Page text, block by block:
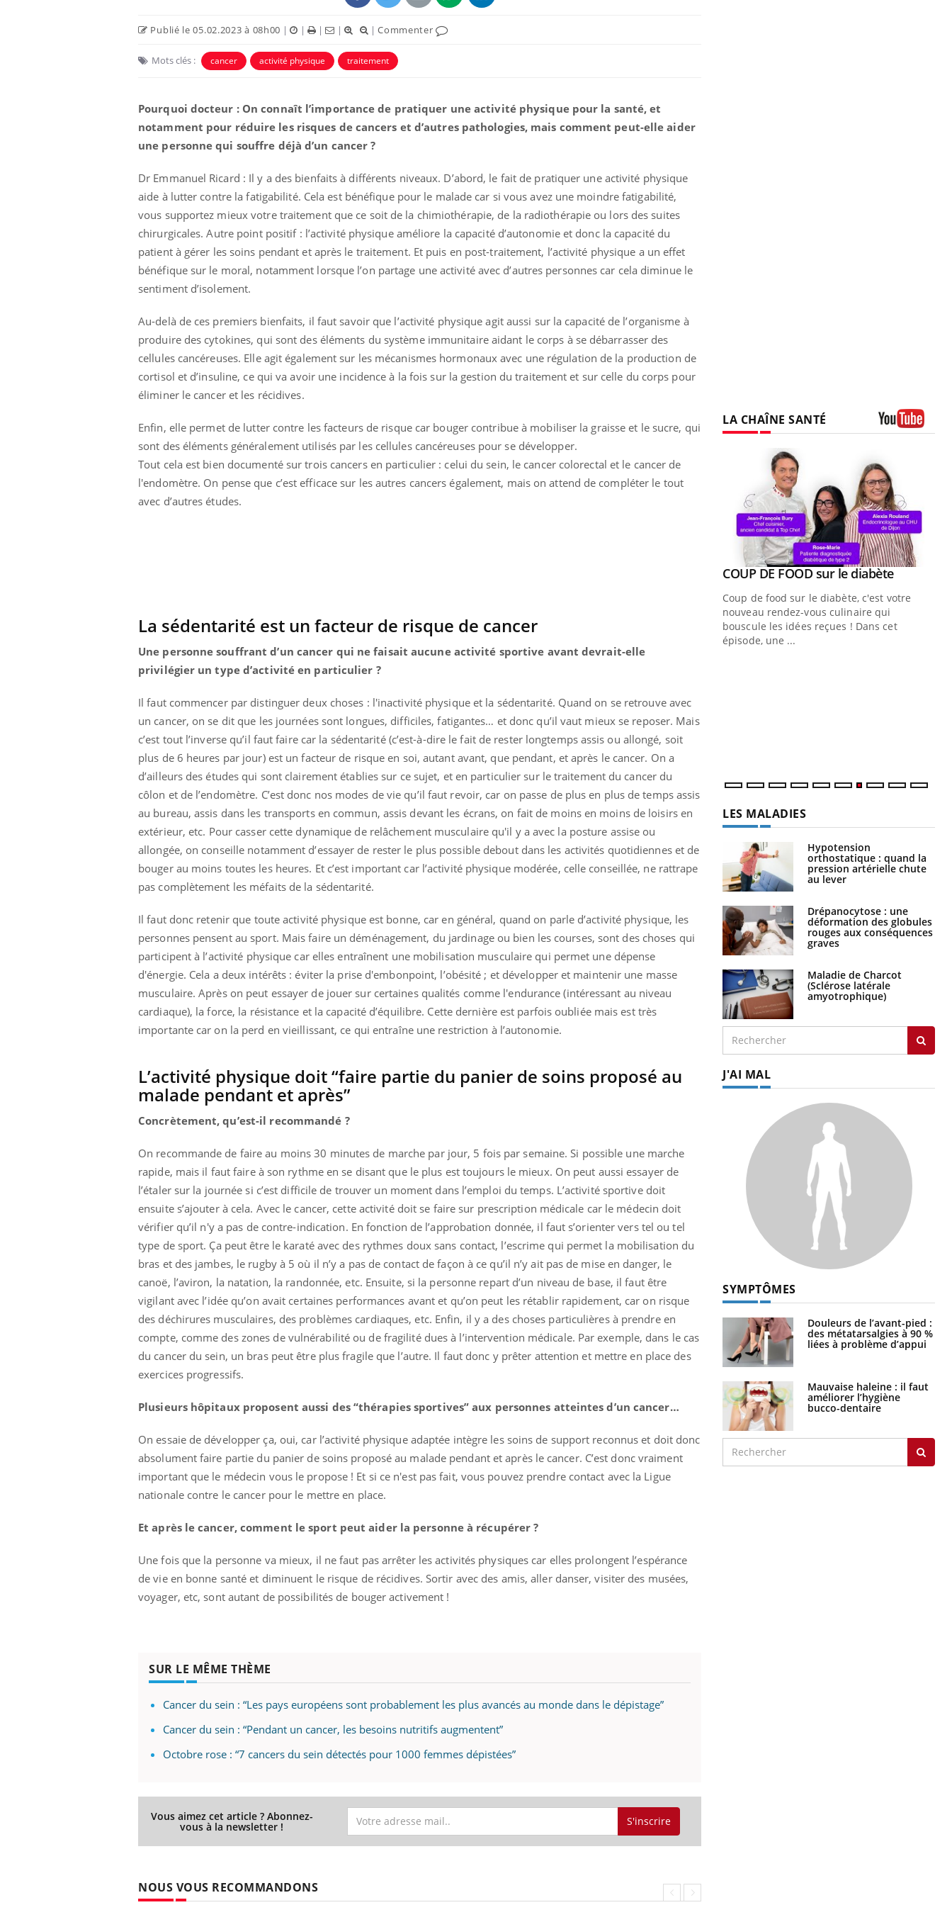
Publié le 05.02.2023 à 08h00 | | | | |Commenter
Mots clés : cancer activité physique traitement
Pourquoi docteur : On connaît l’importance de pratiquer une activité physique pour la santé, et
notamment pour réduire les risques de cancers et d’autres pathologies, mais comment peut-elle aider
une personne qui souffre déjà d’un cancer ?
Dr Emmanuel Ricard : Il y a des bienfaits à différents niveaux. D’abord, le fait de pratiquer une activité physique
aide à lutter contre la fatigabilité. Cela est bénéfique pour le malade car si vous avez une moindre fatigabilité,
vous supportez mieux votre traitement que ce soit de la chimiothérapie, de la radiothérapie ou lors des suites
chirurgicales. Autre point positif : l’activité physique améliore la capacité d’autonomie et donc la capacité du
patient à gérer les soins pendant et après le traitement. Et puis en post-traitement, l’activité physique a un effet
bénéfique sur le moral, notamment lorsque l’on partage une activité avec d’autres personnes car cela diminue le
sentiment d’isolement.
Au-delà de ces premiers bienfaits, il faut savoir que l’activité physique agit aussi sur la capacité de l’organisme à
produire des cytokines, qui sont des éléments du système immunitaire aidant le corps à se débarrasser des
cellules cancéreuses. Elle agit également sur les mécanismes hormonaux avec une régulation de la production de
cortisol et d’insuline, ce qui va avoir une incidence à la fois sur la gestion du traitement et sur celle du corps pour
éliminer le cancer et les récidives.
Enfin, elle permet de lutter contre les facteurs de risque car bouger contribue à mobiliser la graisse et le sucre, qui
sont des éléments généralement utilisés par les cellules cancéreuses pour se développer.
Tout cela est bien documenté sur trois cancers en particulier : celui du sein, le cancer colorectal et le cancer de
l'endomètre. On pense que c’est efficace sur les autres cancers également, mais on attend de compléter le tout
avec d’autres études.
La sédentarité est un facteur de risque de cancer
Une personne souffrant d’un cancer qui ne faisait aucune activité sportive avant devrait-elle
privilégier un type d’activité en particulier ?
Il faut commencer par distinguer deux choses : l'inactivité physique et la sédentarité. Quand on se retrouve avec
un cancer, on se dit que les journées sont longues, difficiles, fatigantes… et donc qu’il vaut mieux se reposer. Mais
c’est tout l’inverse qu’il faut faire car la sédentarité (c’est-à-dire le fait de rester longtemps assis ou allongé, soit
plus de 6 heures par jour) est un facteur de risque en soi, autant avant, que pendant, et après le cancer. On a
d’ailleurs des études qui sont clairement établies sur ce sujet, et en particulier sur le traitement du cancer du
côlon et de l’endomètre. C’est donc nos modes de vie qu’il faut revoir, car on passe de plus en plus de temps assis
au bureau, assis dans les transports en commun, assis devant les écrans, on fait de moins en moins de loisirs en
extérieur, etc. Pour casser cette dynamique de relâchement musculaire qu'il y a avec la posture assise ou
allongée, on conseille notamment d’essayer de rester le plus possible debout dans les activités quotidiennes et de
bouger au moins toutes les heures. Et c’est important car l’activité physique modérée, celle conseillée, ne rattrape
pas complètement les méfaits de la sédentarité.
Il faut donc retenir que toute activité physique est bonne, car en général, quand on parle d’activité physique, les
personnes pensent au sport. Mais faire un déménagement, du jardinage ou bien les courses, sont des choses qui
participent à l’activité physique car elles entraînent une mobilisation musculaire qui permet une dépense
d'énergie. Cela a deux intérêts : éviter la prise d'embonpoint, l’obésité ; et développer et maintenir une masse
musculaire. Après on peut essayer de jouer sur certaines qualités comme l'endurance (intéressant au niveau
cardiaque), la force, la résistance et la capacité d’équilibre. Cette dernière est parfois oubliée mais est très
importante car on la perd en vieillissant, ce qui entraîne une restriction à l’autonomie.
L’activité physique doit “faire partie du panier de soins proposé au
malade pendant et après”
Concrètement, qu’est-il recommandé ?
On recommande de faire au moins 30 minutes de marche par jour, 5 fois par semaine. Si possible une marche
rapide, mais il faut faire à son rythme en se disant que le plus est toujours le mieux. On peut aussi essayer de
l’étaler sur la journée si c’est difficile de trouver un moment dans l’emploi du temps. L’activité sportive doit
ensuite s’ajouter à cela. Avec le cancer, cette activité doit se faire sur prescription médicale car le médecin doit
vérifier qu’il n'y a pas de contre-indication. En fonction de l’approbation donnée, il faut s’orienter vers tel ou tel
type de sport. Ça peut être le karaté avec des rythmes doux sans contact, l’escrime qui permet la mobilisation du
bras et des jambes, le rugby à 5 où il n’y a pas de contact de façon à ce qu’il n’y ait pas de mise en danger, le
canoë, l’aviron, la natation, la randonnée, etc. Ensuite, si la personne repart d’un niveau de base, il faut être
vigilant avec l’idée qu’on avait certaines performances avant et qu’on peut les rétablir rapidement, car on risque
des déchirures musculaires, des problèmes cardiaques, etc. Enfin, il y a des choses particulières à prendre en
compte, comme des zones de vulnérabilité ou de fragilité dues à l’intervention médicale. Par exemple, dans le cas
du cancer du sein, un bras peut être plus fragile que l’autre. Il faut donc y prêter attention et mettre en place des
exercices progressifs.
Plusieurs hôpitaux proposent aussi des “thérapies sportives” aux personnes atteintes d’un cancer…
On essaie de développer ça, oui, car l’activité physique adaptée intègre les soins de support reconnus et doit donc
absolument faire partie du panier de soins proposé au malade pendant et après le cancer. C’est donc vraiment
important que le médecin vous le propose ! Et si ce n'est pas fait, vous pouvez prendre contact avec la Ligue
nationale contre le cancer pour le mettre en place.
Et après le cancer, comment le sport peut aider la personne à récupérer ?
Une fois que la personne va mieux, il ne faut pas arrêter les activités physiques car elles prolongent l’espérance
de vie en bonne santé et diminuent le risque de récidives. Sortir avec des amis, aller danser, visiter des musées,
voyager, etc, sont autant de possibilités de bouger activement !
SUR LE MÊME THÈME
Cancer du sein : “Les pays européens sont probablement les plus avancés au monde dans le dépistage”
Cancer du sein : “Pendant un cancer, les besoins nutritifs augmentent”
Octobre rose : “7 cancers du sein détectés pour 1000 femmes dépistées”
Vous aimez cet article ? Abonnez-
vous à la newsletter ! S'inscrire
NOUS VOUS RECOMMANDONS
LA CHAÎNE SANTÉ
rythme de vie ! Vacances, plage, piscine,
diabète, c'est une période de questions, de Un établissement lié à un groupe
santé : l'utilisation d'un « jumeau
Youtube
COUP DE FOOD sur le diabèteYoutube
Coup de food sur le diabète, c'est votre
nouveau rendez-vous culinaire qui
bouscule les idées reçues ! Dans cet
épisode, une ...
LES MALADIES
Hypotension
orthostatique : quand la
pression artérielle chute
au lever
Drépanocytose : une
déformation des globules
rouges aux conséquences
graves
Maladie de Charcot
(Sclérose latérale
amyotrophique)
J'AI MAL
SYMPTÔMES
Douleurs de l’avant-pied :
des métatarsalgies à 90 %
liées à problème d’appui
Mauvaise haleine : il faut
améliorer l’hygiène
bucco-dentaire